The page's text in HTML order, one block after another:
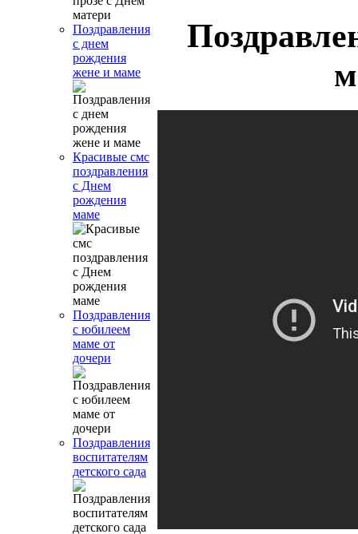
Поздравления
с днем
рождения
жене и маме
Красивые смс
поздравления
с Днем
рождения
маме
Поздравления
с юбилеем
маме от
дочери
Поздравления
воспитателям
детского сада